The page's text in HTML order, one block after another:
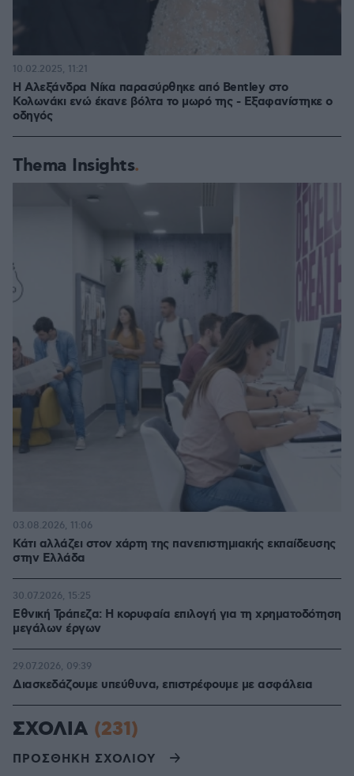
Η Αλεξάνδρα Νίκα παρασύρθηκε από Bentley στο
Κολωνάκι ενώ έκανε βόλτα το μωρό της - Εξαφανίστηκε ο
οδηγός
10.02.2025, 11:21
Thema Insights
Κάτι αλλάζει στον χάρτη της πανεπιστημιακής εκπαίδευσης
στην Ελλάδα
03.08.2026, 11:06
Εθνική Τράπεζα: Η κορυφαία επιλογή για τη χρηματοδότηση
μεγάλων έργων
30.07.2026, 15:25
Διασκεδάζουμε υπεύθυνα, επιστρέφουμε με ασφάλεια
29.07.2026, 09:39
ΣΧΟΛΙΑ (231)
ΠΡΟΣΘΗΚΗ ΣΧΟΛΙΟΥ